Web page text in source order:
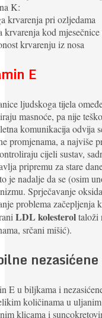
K:
krvarenja pri ozljedama
kod mjesečnice
krvarenju iz nosa
E
ljudskoga tijela
masnoće, pa nije
komunikacija odvija
promjenama, a najviše
cijeli sustav,
pripremu za stare
je nadalje da se (osim
Sprječavanje
problema začepljenja
LDL kolesteroltaloži
srčani mišić).
E u biljkama i
količinama u
klicama i